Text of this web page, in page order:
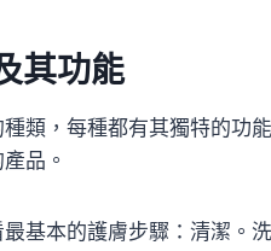
其功能
類，每種都有其獨特的功
品。
基本的護膚步驟：清潔。